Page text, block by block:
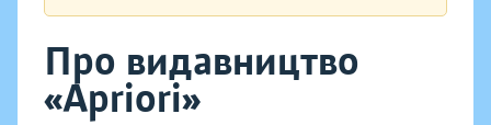
Про видавництво
«Apriori»